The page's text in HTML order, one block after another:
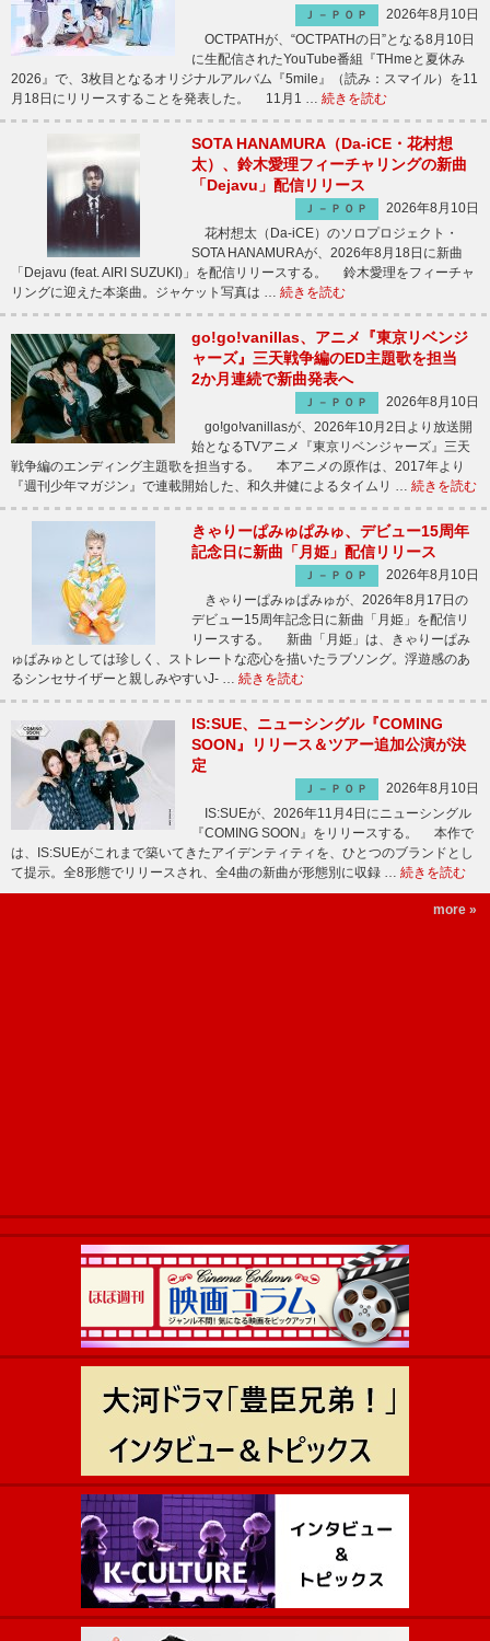
Ｊ－ＰＯＰ
2026年8月10日
OCTPATHが、“OCTPATHの日”となる8月10日
に生配信されたYouTube番組『THmeと夏休み
2026』で、3枚目となるオリジナルアルバム『5mile』（読み：スマイル）を11
月18日にリリースすることを発表した。 11月1 … 続きを読む
SOTA HANAMURA（Da-iCE・花村想
太）、鈴木愛理フィーチャリングの新曲
「Dejavu」配信リリース
Ｊ－ＰＯＰ
2026年8月10日
花村想太（Da-iCE）のソロプロジェクト・
SOTA HANAMURAが、2026年8月18日に新曲
「Dejavu (feat. AIRI SUZUKI)」を配信リリースする。 鈴木愛理をフィーチャ
リングに迎えた本楽曲。ジャケット写真は … 続きを読む
go!go!vanillas、アニメ『東京リベンジ
ャーズ』三天戦争編のED主題歌を担当
2か月連続で新曲発表へ
Ｊ－ＰＯＰ
2026年8月10日
go!go!vanillasが、2026年10月2日より放送開
始となるTVアニメ『東京リベンジャーズ』三天
戦争編のエンディング主題歌を担当する。 本アニメの原作は、2017年より
『週刊少年マガジン』で連載開始した、和久井健によるタイムリ … 続きを読む
きゃりーぱみゅぱみゅ、デビュー15周年
記念日に新曲「月姫」配信リリース
Ｊ－ＰＯＰ
2026年8月10日
きゃりーぱみゅぱみゅが、2026年8月17日の
デビュー15周年記念日に新曲「月姫」を配信リ
リースする。 新曲「月姫」は、きゃりーぱみ
ゅぱみゅとしては珍しく、ストレートな恋心を描いたラブソング。浮遊感のあ
るシンセサイザーと親しみやすいJ- … 続きを読む
IS:SUE、ニューシングル『COMING
SOON』リリース＆ツアー追加公演が決
定
Ｊ－ＰＯＰ
2026年8月10日
IS:SUEが、2026年11月4日にニューシングル
『COMING SOON』をリリースする。 本作で
は、IS:SUEがこれまで築いてきたアイデンティティを、ひとつのブランドとし
て提示。全8形態でリリースされ、全4曲の新曲が形態別に収録 … 続きを読む
more »